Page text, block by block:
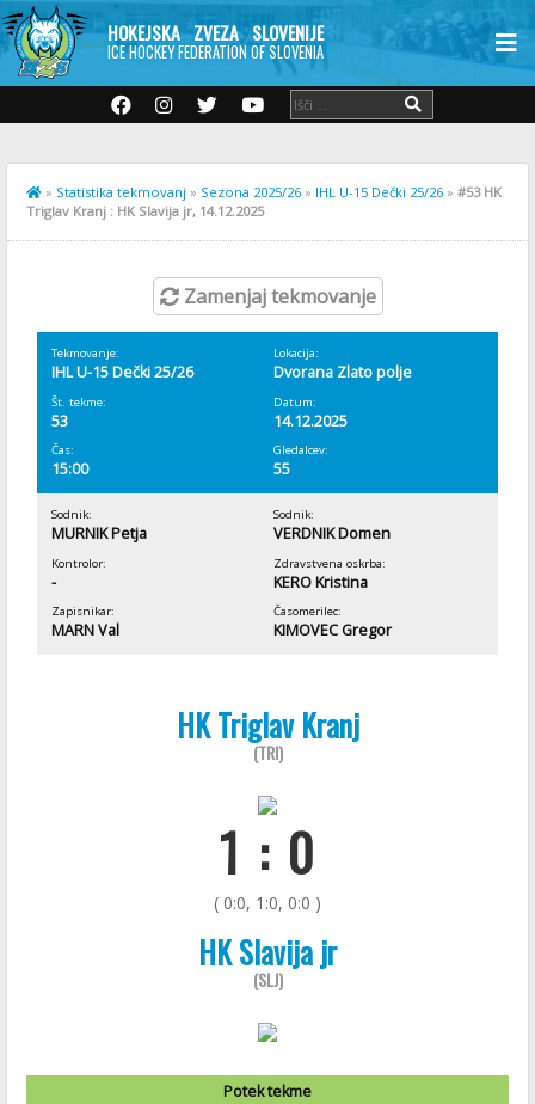
HOKEJSKA ZVEZA SLOVENIJE
ICE HOCKEY FEDERATION OF SLOVENIA
» Statistika tekmovanj » Sezona 2025/26 » IHL U-15 Dečki 25/26 » #53 HK
Triglav Kranj : HK Slavija jr, 14.12.2025
Zamenjaj tekmovanje
Tekmovanje:
IHL U-15 Dečki 25/26
Lokacija:
Dvorana Zlato polje
Št. tekme:
53
Datum:
14.12.2025
Čas:
15:00
Gledalcev:
55
Sodnik:
MURNIK Petja
Sodnik:
VERDNIK Domen
Kontrolor:
-
Zdravstvena oskrba:
KERO Kristina
Zapisnikar:
MARN Val
Časomerilec:
KIMOVEC Gregor
HK Triglav Kranj
(TRI)
1 : 0
( 0:0, 1:0, 0:0 )
HK Slavija jr
(SLJ)
Potek tekme